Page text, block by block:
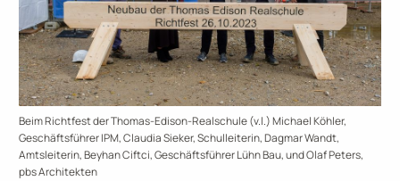
Beim Richtfest der Thomas-Edison-Realschule (v.l.) Michael Köhler,
Geschäftsführer IPM, Claudia Sieker, Schulleiterin, Dagmar Wandt,
Amtsleiterin, Beyhan Ciftci, Geschäftsführer Lühn Bau, und Olaf Peters,
pbs Architekten